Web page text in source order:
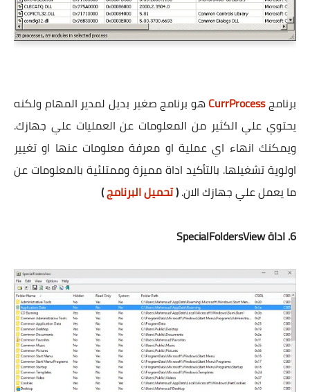
برنامجCurrProcessهو برنامج صغير بديل لمدير المهام ولكنه
يحتوي علي الكثير من المعلومات عن العمليات علي جهازك.
ويمكنك انهاء اي عملية او معرفة معلومات عنها او تغيير
اولوية تشغيلها. بالتأكيد اداة مميزة وممتلئية بالمعلومات عن
ما يعمل علي جهازك الان.(تحميل البرنامج)
6. اداة SpecialFoldersView